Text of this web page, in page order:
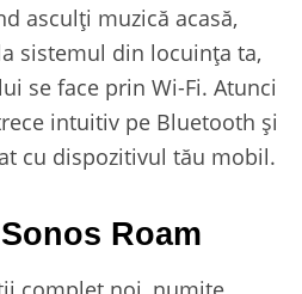
asculți muzică acasă,
sistemul din locuința ta,
se face prin Wi-Fi. Atunci
intuitiv pe Bluetooth și
cu dispozitivul tău mobil.
Roam
complet noi, numite